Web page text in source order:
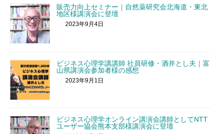
販売力向上セミナー｜自然薬研究会北海道・東北
地区様講演会に登壇
2023年9月4日
ビジネス心理学講講師 社員研修・酒井とし夫｜富
山県講演会参加者様の感想
2023年9月1日
ビジネス心理学オンライン講演会講師としてNTT
ユーザー協会熊本支部様講演会に登壇